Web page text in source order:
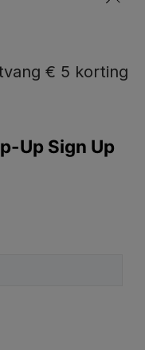
€ 5 korting
op